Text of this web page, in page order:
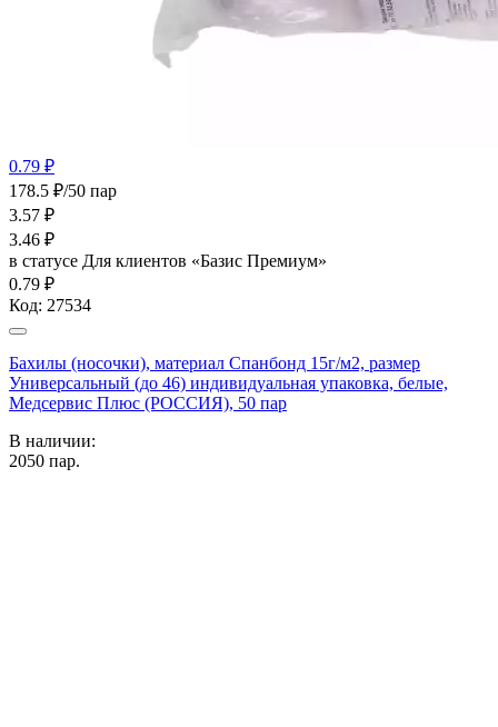
0.79 ₽
178.5 ₽/50 пар
3.57 ₽
3.46 ₽
в статусе Для клиентов «Базис Премиум»
0.79 ₽
Код: 27534
Бахилы (носочки), материал Спанбонд 15г/м2, размер
Универсальный (до 46) индивидуальная упаковка, белые,
Медсервис Плюс (РОССИЯ), 50 пар
В наличии:
2050 пар.